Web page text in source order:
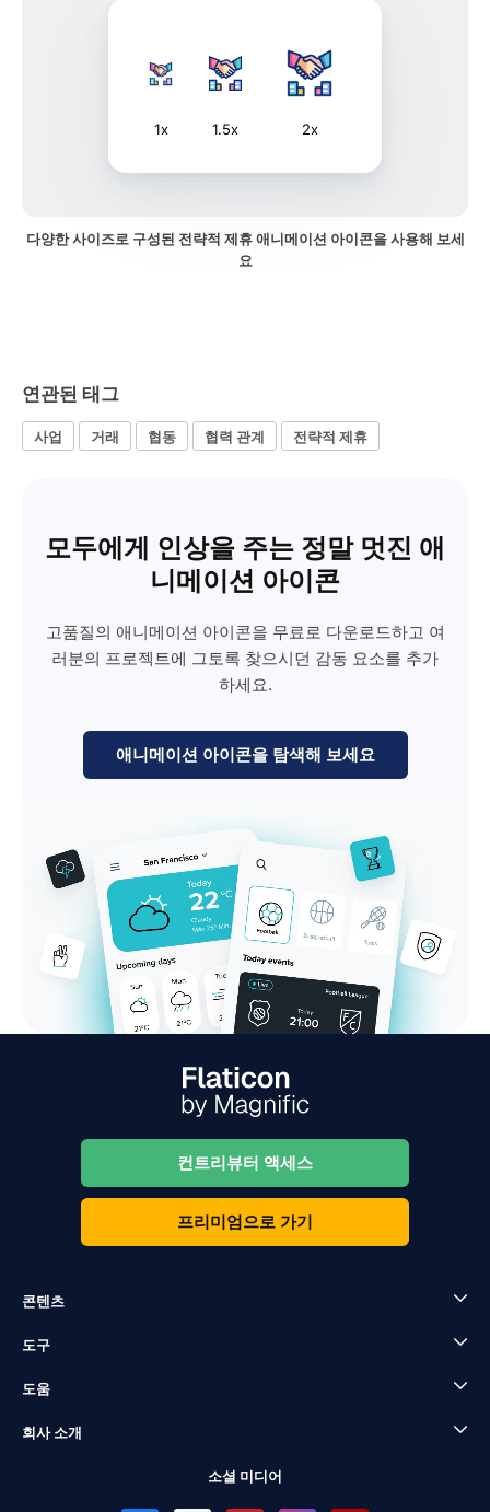
1x 1.5x 2x
다양한 사이즈로 구성된 전략적 제휴 애니메이션 아이콘을 사용해 보세
요
연관된 태그
사업 거래 협동 협력 관계 전략적 제휴
모두에게 인상을 주는 정말 멋진 애
니메이션 아이콘
고품질의 애니메이션 아이콘을 무료로 다운로드하고 여
러분의 프로젝트에 그토록 찾으시던 감동 요소를 추가
하세요.
애니메이션 아이콘을 탐색해 보세요
컨트리뷰터 액세스
프리미엄으로 가기
콘텐츠
도구
도움
회사 소개
소셜 미디어